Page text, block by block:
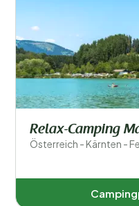
Relax-Camping
Österreich - Kärnten -